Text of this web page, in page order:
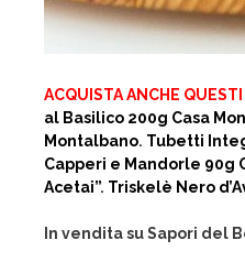
ACQUISTA ANCHE QUESTI
al Basilico 200g Casa
Montalbano. Tubetti
Capperi e Mandorle 90g
Acetai”. Triskelè Nero
In vendita su Sapori del